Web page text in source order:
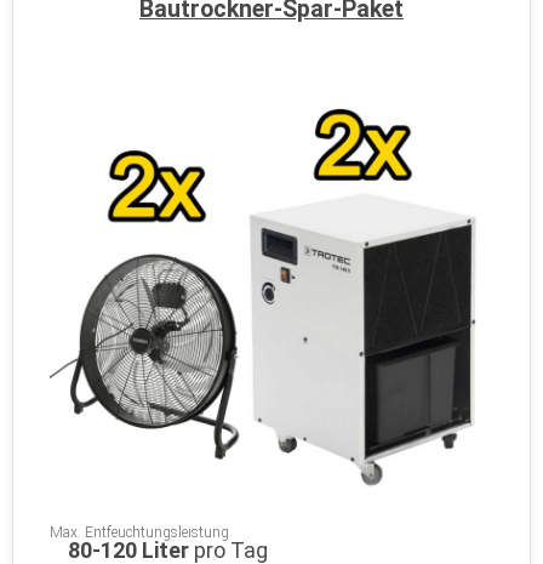
Bautrockner-Spar-Paket
Max. Entfeuchtungsleistung
80-120 Liter pro Tag